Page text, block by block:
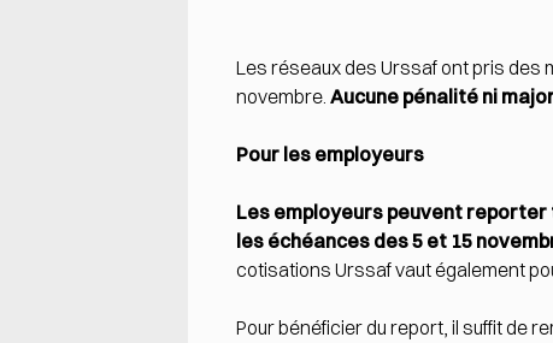
Les réseaux des Urssaf ont pris
novembre. Aucune pénalité ni
Pour les employeurs
Les employeurs peuvent
les échéances des 5 et 15
cotisations Urssaf vaut également
Pour bénéficier du report, il suffit de